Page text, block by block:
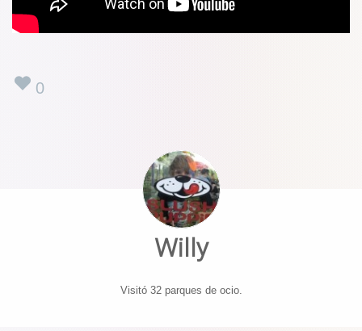
0
Willy
Visitó 32 parques de ocio.